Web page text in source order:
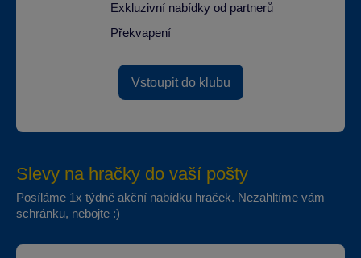
Exkluzivní nabídky od partnerů
Překvapení
Vstoupit do klubu
Slevy na hračky do vaší pošty
Posíláme 1x týdně akční nabídku hraček. Nezahltíme vám
schránku, nebojte :)